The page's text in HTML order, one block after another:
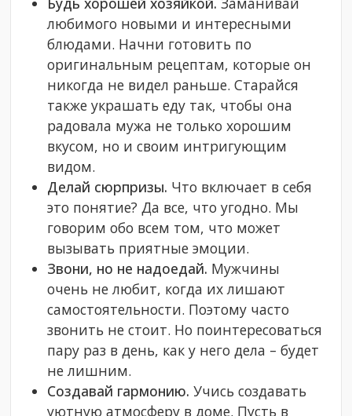
любимого новыми и интересными
блюдами. Начни готовить по
оригинальным рецептам, которые он
никогда не видел раньше. Старайся
также украшать еду так, чтобы она
радовала мужа не только хорошим
вкусом, но и своим интригующим
видом.
Делай сюрпризы. Что включает в себя
это понятие? Да все, что угодно. Мы
говорим обо всем том, что может
вызывать приятные эмоции.
Звони, но не надоедай. Мужчины
очень не любит, когда их лишают
самостоятельности. Поэтому часто
звонить не стоит. Но поинтересоваться
пару раз в день, как у него дела – будет
не лишним.
Создавай гармонию. Учись создавать
уютную атмосферу в доме. Пусть в